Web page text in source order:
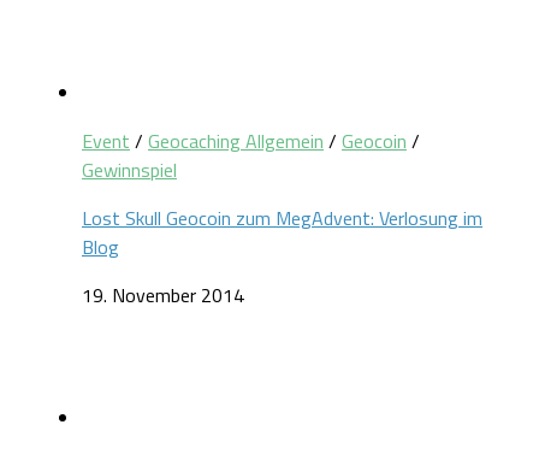
Event / Geocaching Allgemein / Geocoin /
Gewinnspiel
Lost Skull Geocoin zum MegAdvent: Verlosung im
Blog
19. November 2014